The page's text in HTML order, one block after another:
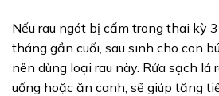
Nếu rau ngót bị cấm trong thai kỳ
tháng gần cuối, sau sinh cho con
nên dùng loại rau này. Rửa sạch lá
uống hoặc ăn canh, sẽ giúp tăng